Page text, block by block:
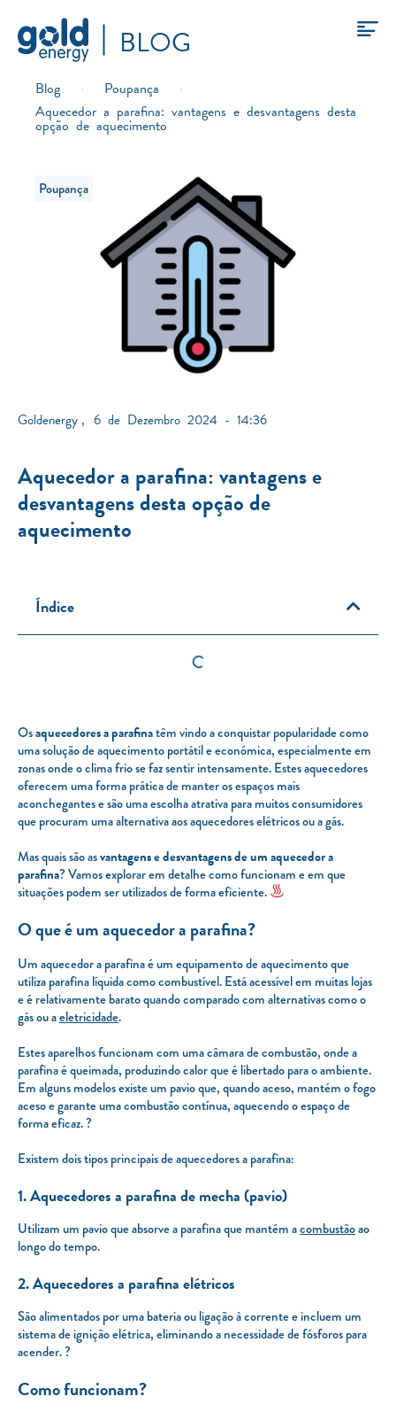
BLOG
Blog › Poupança
›
Aquecedor a parafina: vantagens e desvantagens desta
opção de aquecimento
Poupança
Goldenergy 6 de Dezembro 2024 - 14:36
Aquecedor a parafina: vantagens e
desvantagens desta opção de
aquecimento
Índice
Osaquecedores a parafinatêm vindo a conquistar popularidade como
uma solução de aquecimento portátil e económica, especialmente em
zonas onde o clima frio se faz sentir intensamente. Estes aquecedores
oferecem uma forma prática de manter os espaços mais
aconchegantes e são uma escolha atrativa para muitos consumidores
que procuram uma alternativa aos aquecedores elétricos ou a gás.
Mas quais são asvantagens e desvantagens de um aquecedor a
parafina? Vamos explorar em detalhe como funcionam e em que
situações podem ser utilizados de forma eficiente.
O que é um aquecedor a parafina?
Um aquecedor a parafina é um equipamento de aquecimento que
utiliza parafina líquida como combustível. Está acessível em muitas lojas
e é relativamente barato quando comparado com alternativas como o
gás ou aeletricidade.
Estes aparelhos funcionam com uma câmara de combustão, onde a
parafina é queimada, produzindo calor que é libertado para o ambiente.
Em alguns modelos existe um pavio que, quando aceso, mantém o fogo
aceso e garante uma combustão contínua, aquecendo o espaço de
forma eficaz. ?
Existem dois tipos principais de aquecedores a parafina:
1. Aquecedores a parafina de mecha (pavio)
Utilizam um pavio que absorve a parafina que mantém acombustãoao
longo do tempo.
2. Aquecedores a parafina elétricos
São alimentados por uma bateria ou ligação à corrente e incluem um
sistema de ignição elétrica, eliminando a necessidade de fósforos para
acender. ?
Como funcionam?